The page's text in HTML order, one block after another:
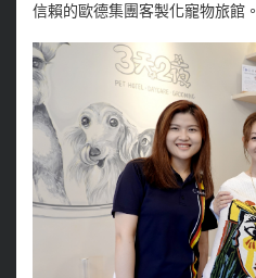
信賴的歐德集團客製化寵物旅館。